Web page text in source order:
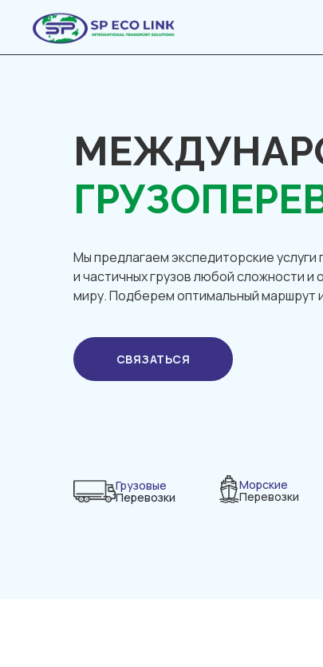
Мы предлагаем экспедиторские услуги
и частичных грузов любой сложности и
миру. Подберем оптимальный маршрут
СВЯЗАТЬСЯ
Морские
Перевозки
Грузовые
Перевозки